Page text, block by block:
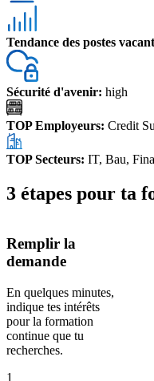
Tendance des postes
Sécurité d'avenir: high
TOP Employeurs: Credit
TOP Secteurs: IT, Bau,
3 étapes pour ta
Remplir la
demande
En quelques minutes,
indique tes intérêts
pour la formation
continue que tu
recherches.
1